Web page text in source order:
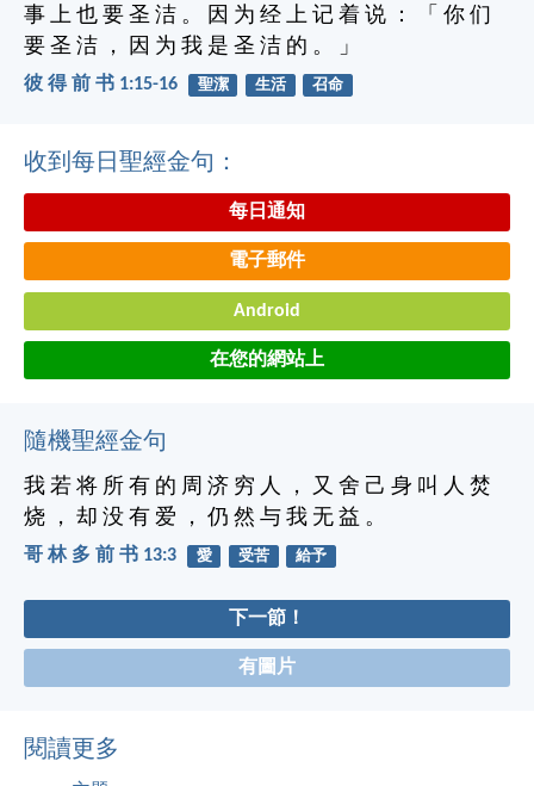
事 上 也 要 圣 洁 。 因 为 经 上 记 着 说 ： 「 你 们
要 圣 洁 ， 因 为 我 是 圣 洁 的 。 」
彼 得 前 书 1:15-16 聖潔 生活 召命
收到每日聖經金句：
每日通知
電子郵件
Android
在您的網站上
隨機聖經金句
我 若 将 所 有 的 周 济 穷 人 ， 又 舍 己 身 叫 人 焚
烧 ， 却 没 有 爱 ， 仍 然 与 我 无 益 。
哥 林 多 前 书 13:3 愛 受苦 給予
下一節！
有圖片
閱讀更多